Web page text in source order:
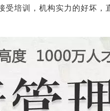
受培训，机构实力的好坏